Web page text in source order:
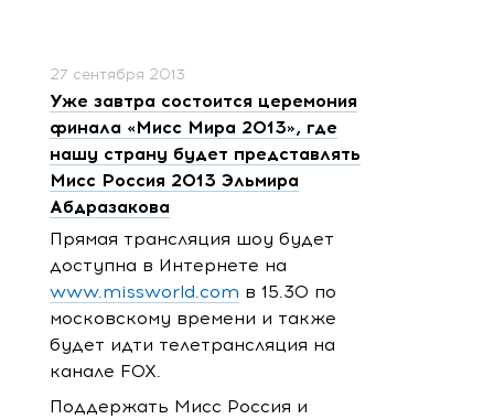
27 сентября 2013
Уже завтра состоится церемония
финала «Мисс Мира 2013», где
нашу страну будет представлять
Мисс Россия 2013 Эльмира
Абдразакова
Прямая трансляция шоу будет
доступна в Интернете на
www.missworld.com в 15.30 по
московскому времени и также
будет идти телетрансляция на
канале FOX.
Поддержать Мисс Россия и